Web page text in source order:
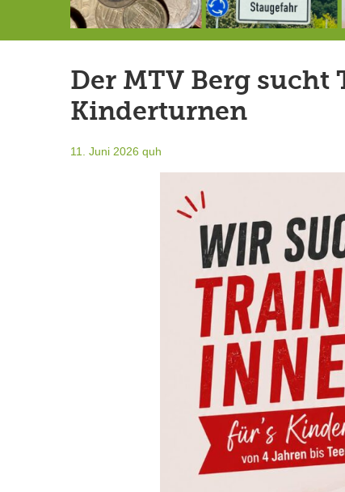
Der MTV Berg
Kinderturnen
11. Juni 2026 quh